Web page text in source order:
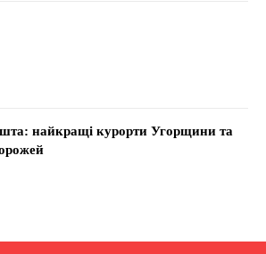
найкращі курорти Угорщини та